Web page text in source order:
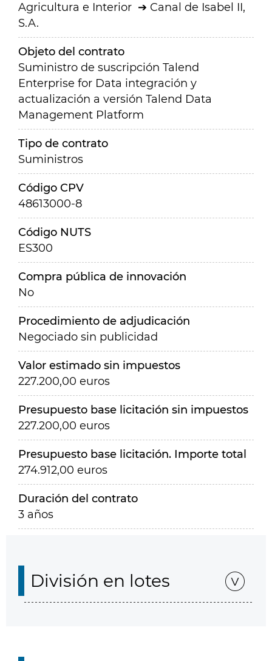
Agricultura e Interior
Canal de Isabel II,
S.A.
Objeto del contrato
Suministro de suscripción Talend
Enterprise for Data integración y
actualización a versión Talend Data
Management Platform
Tipo de contrato
Suministros
Código CPV
48613000-8
Código NUTS
ES300
Compra pública de innovación
No
Procedimiento de adjudicación
Negociado sin publicidad
Valor estimado sin impuestos
227.200,00 euros
Presupuesto base licitación sin impuestos
227.200,00 euros
Presupuesto base licitación. Importe total
274.912,00 euros
Duración del contrato
3 años
División en lotes